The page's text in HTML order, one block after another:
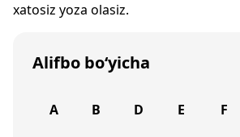
xatosiz yoza olasiz.
Alifbo bo‘yicha
A B D E F